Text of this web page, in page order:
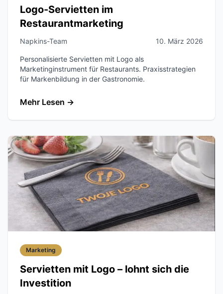
Logo-Servietten im
Restaurantmarketing
Napkins-Team 10. März 2026
Personalisierte Servietten mit Logo als
Marketinginstrument für Restaurants. Praxisstrategien
für Markenbildung in der Gastronomie.
Mehr Lesen →
Marketing
Servietten mit Logo – lohnt sich die
Investition